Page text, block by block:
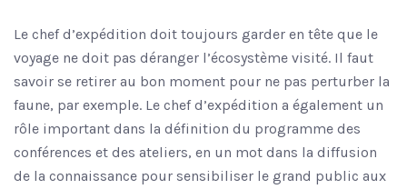
Le chef d’expédition doit toujours garder en tête que le
voyage ne doit pas déranger l’écosystème visité. Il faut
savoir se retirer au bon moment pour ne pas perturber la
faune, par exemple. Le chef d’expédition a également un
rôle important dans la définition du programme des
conférences et des ateliers, en un mot dans la diffusion
de la connaissance pour sensibiliser le grand public aux